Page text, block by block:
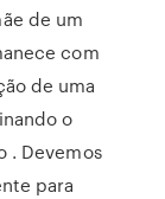
de um
com
de uma
o
. Devemos
para